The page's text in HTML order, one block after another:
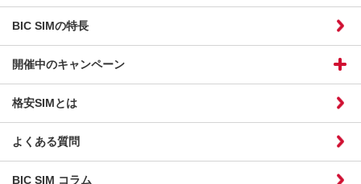
BIC SIMの特長
開催中のキャンペーン
格安SIMとは
よくある質問
BIC SIM コラム